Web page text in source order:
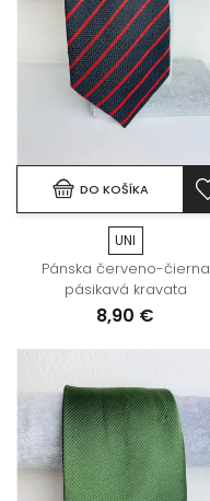
DO KOŠÍKA
UNI
Pánska červeno-čierna
pásikavá kravata
8,90 €